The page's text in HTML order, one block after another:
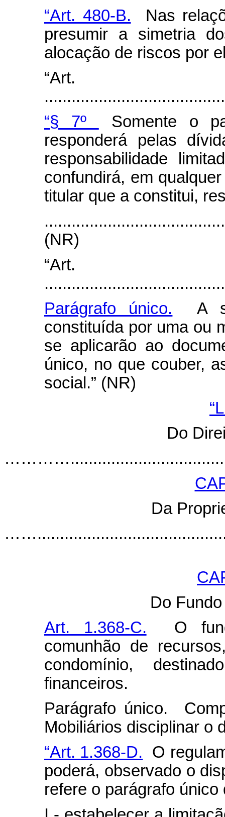
“Art. 480-B. Nas
presumir a simetria
alocação de riscos por
“Art.
“§ 7º
Somente o
responderá pelas
responsabilidade
confundirá, em
titular que a constitui,
(NR)
“Art.
Parágrafo único. A
constituída por uma ou
se aplicarão ao
único, no que couber,
social.” (NR)
Do
Da
Do
Art. 1.368-C. O
comunhão de
condomínio,
financeiros.
Parágrafo único.
Mobiliários disciplinar o
“Art. 1.368-D. O
poderá, observado o
refere o parágrafo único